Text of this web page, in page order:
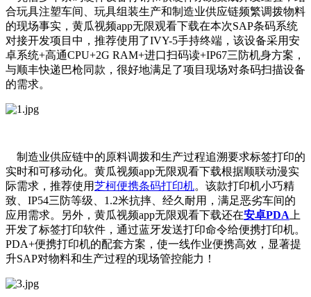
合玩具注塑车间、玩具组装生产和制造业供应链频繁调拨物料
的现场事实，黄瓜视频app无限观看下载在本次SAP条码系统
对接开发项目中，推荐使用了IVY-5手持终端，该设备采用安
卓系统+高通CPU+2G RAM+进口扫码读+IP67三防机身方案，
与顺丰快递巴枪同款，很好地满足了项目现场对条码扫描设备
的需求。
制造业供应链中的原料调拨和生产过程追溯要求标签打印的
实时和可移动化。黄瓜视频app无限观看下载根据顺联动漫实
际需求，推荐使用芝柯便携条码打印机。该款打印机小巧精
致、IP54三防等级、1.2米抗摔、经久耐用，满足恶劣车间的
应用需求。另外，黄瓜视频app无限观看下载还在安卓PDA 上
开发了标签打印软件，通过蓝牙发送打印命令给便携打印机。
PDA+便携打印机的配套方案，使一线作业便携高效，显著提
升SAP对物料和生产过程的现场管控能力！